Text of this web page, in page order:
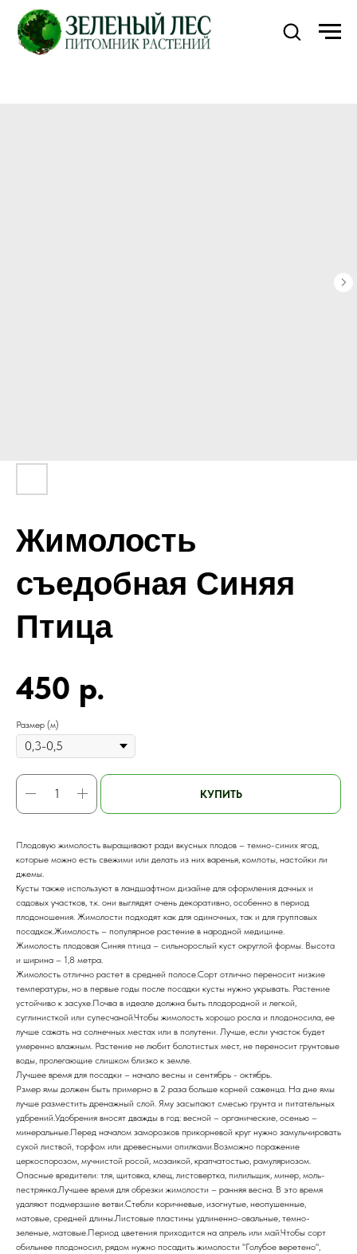
Жимолость
съедобная Синяя
Птица
450 р.
Размер (м)
КУПИТЬ
Плодовую жимолость выращивают ради вкусных плодов – темно-синих ягод,
которые можно есть свежими или делать из них варенья, компоты, настойки ли
джемы.
Кусты также используют в ландшафтном дизайне для оформления дачных и
садовых участков, т.к. они выглядят очень декоративно, особенно в период
плодоношения. Жимолости подходят как для одиночных, так и для групповых
посадкок.Жимолость – популярное растение в народной медицине.
Жимолость плодовая Синяя птица – сильнорослый куст округлой формы. Высота
и ширина – 1,8 метра.
Жимолость отлично растет в средней полосе.Cорт отлично переносит низкие
температуры, но в первые годы после посадки кусты нужно укрывать. Растение
устойчиво к засухе.Почва в идеале должна быть плодородной и легкой,
суглинисткой или супесчаной.Чтобы жимолость хорошо росла и плодоносила, ее
лучше сажать на солнечных местах или в полутени. Лучше, если участок будет
умеренно влажным. Растение не любит болотистых мест, не переносит грунтовые
воды, пролегающие слишком близко к земле.
Лучшее время для посадки – начало весны и сентябрь - октябрь.
Рзмер ямы должен быть примерно в 2 раза больше корней саженца. На дне ямы
лучше разместить дренажный слой. Яму засыпают смесью грунта и питательных
удбрений.Удобрения вносят дважды в год: весной – органические, осенью –
минеральные.Перед началом заморозков прикорневой круг нужно замульчировать
сухой листвой, торфом или древесными опилками.Возможно поражение
церкоспорозом, мучнистой росой, мозаикой, крапчатостью, рамуляриозом.
Опасные вредители: тля, щитовка, клещ, листовертка, пилильщик, минер, моль-
пестрянка.Лучшее время для обрезки жимолости – ранняя весна. В это время
удаляют подмерзшие ветви.Стебли коричневые, изогнутые, неопушенные,
матовые, средней длины.Листовые пластины удлиненно-овальные, темно-
зеленые, матовые.Период цветения приходится на апрель или май.Чтобы сорт
обильнее плодоносил, рядом нужно посадить жимолости "Голубое веретено",